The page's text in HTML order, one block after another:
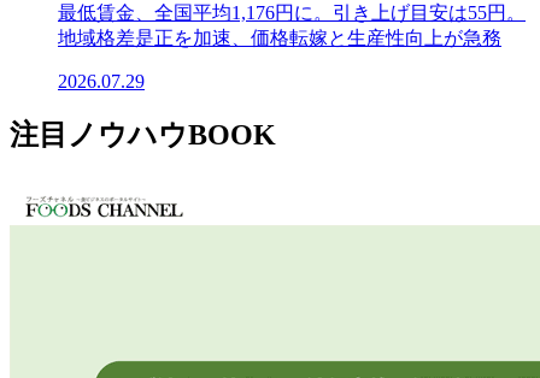
最低賃金、全国平均1,176円に。引き上げ目安は55円。
地域格差是正を加速、価格転嫁と生産性向上が急務
2026.07.29
注目ノウハウBOOK